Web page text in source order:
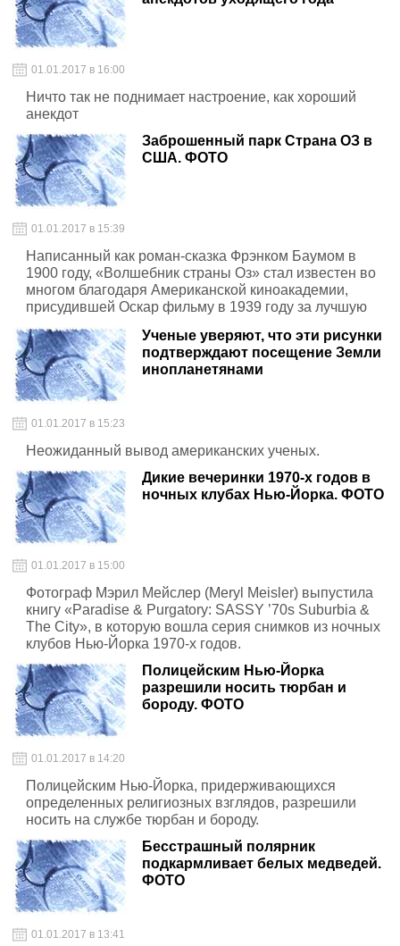
01.01.2017 в 16:00
Ничто так не поднимает настроение, как хороший
анекдот
Заброшенный парк Страна ОЗ в
США. ФОТО
01.01.2017 в 15:39
Написанный как роман-сказка Фрэнком Баумом в
1900 году, «Волшебник страны Оз» стал известен во
многом благодаря Американской киноакадемии,
присудившей Оскар фильму в 1939 году за лучшую
Ученые уверяют, что эти рисунки
подтверждают посещение Земли
инопланетянами
01.01.2017 в 15:23
Неожиданный вывод американских ученых.
Дикие вечеринки 1970-х годов в
ночных клубах Нью-Йорка. ФОТО
01.01.2017 в 15:00
Фотограф Мэрил Мейслер (Meryl Meisler) выпустила
книгу «Paradise & Purgatory: SASSY ’70s Suburbia &
The City», в которую вошла серия снимков из ночных
клубов Нью-Йорка 1970-х годов.
Полицейским Нью-Йорка
разрешили носить тюрбан и
бороду. ФОТО
01.01.2017 в 14:20
Полицейским Нью-Йорка, придерживающихся
определенных религиозных взглядов, разрешили
носить на службе тюрбан и бороду.
Бесстрашный полярник
подкармливает белых медведей.
ФОТО
01.01.2017 в 13:41